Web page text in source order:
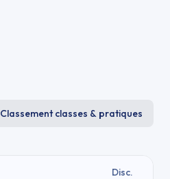
Classement classes & pratiques
Disc.